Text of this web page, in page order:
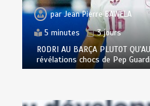
parJean Pierre BAWELA
5 minutes
3 jours
RODRI AU BARÇA PLUTOT
révélations chocs de Pep